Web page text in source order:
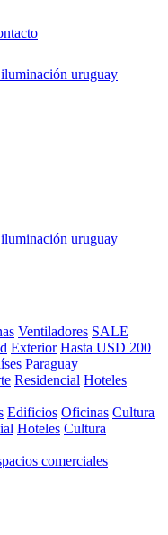
Ventiladores SALE
Exterior Hasta USD 200
Paraguay
Residencial Hoteles
Edificios Oficinas Cultura
Hoteles Cultura
comerciales